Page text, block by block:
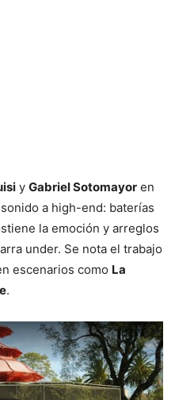
y Gabriel Sotomayor en
a high-end: baterías
la emoción y arreglos
under. Se nota el trabajo
escenarios como La
.